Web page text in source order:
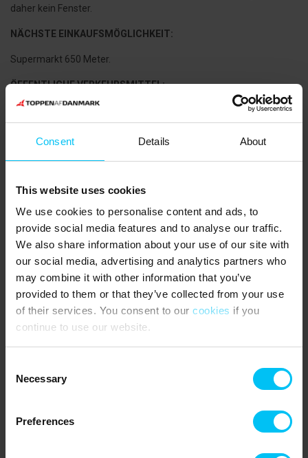
Consent Details About
This website uses cookies
We use cookies to personalise content and ads, to
provide social media features and to analyse our traffic.
We also share information about your use of our site with
our social media, advertising and analytics partners who
may combine it with other information that you’ve
provided to them or that they’ve collected from your use
of their services. You consent to our cookies if you
continue to use our website.
Selection
Necessary
Preferences
daher kein Fenster.
NÄCHSTE EINKAUFSMÖGLICHKEIT:
Supermarkt 650 Meter.
ÖFFENTLICHE VERKEHRSMITTEL:
Bahnhaltepunkt Frederikshavnsvej 1 km.
DIE UMGEBUNG:
Für Familien mit Kindern ist ein Besuch des großen Erlebnis-
Kinder ist der Skatepark ein fantastischer Ort – denken Sie daran,
Der Yachthafen von Skagen bei den alten Bindesbøll-
Fischpackhäusern liegt nur einen kurzen Spaziergang von der
Ferienwohnung entfernt. In den historischen Gebäuden befinden
sich heute das Skagen Fiskerestaurant sowie Restaurant
die während der Sommersaison geöffnet sind. Hier werden
Fischspezialitäten serviert, die Sie draußen auf der Kaimauer
genießen können.
Spitze Dänemarks, besuchen – dort treffen Skagerrak und
Kattegat aufeinander.
Besuchen Sie außerdem das Kystmuseet, wo Sie spannende
Geschichten über frühere Schiffstrandungen, die Wanderdünen
Fyrschiff, Det Grå Fyr, Det Hvide Fyr, Vippefyret und Skagen Vest.